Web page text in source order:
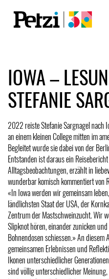
IOWA –
STEFANIE
2022 reiste Stefanie Sargnagel nach
an einem kleinen College mitten im
Begleitet wurde sie dabei von der
Entstanden ist daraus ein
Alltagsbeobachtungen, erzählt in
wunderbar komisch kommentiert von
«In Iowa werden wir gemeinsam
ländlichsten Staat der USA, der
Zentrum der Mastschweinzucht. Wir
Slipknot hören, einander zunicken
Bohnendosen schiessen.» An diesem
gemeinsamen Erlebnissen und
Ikonen unterschiedlicher
sind völlig unterschiedlicher